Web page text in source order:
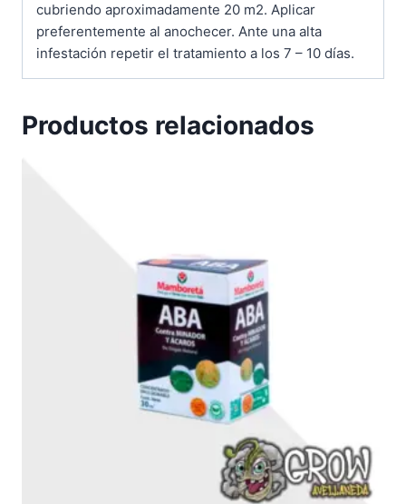
cubriendo aproximadamente 20 m2. Aplicar
preferentemente al anochecer. Ante una alta
infestación repetir el tratamiento a los 7 – 10 días.
Productos relacionados